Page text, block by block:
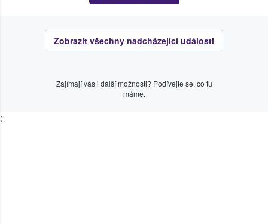
Zobrazit všechny nadcházející události
Zajímají vás i další možnosti? Podívejte se, co tu
máme.
;